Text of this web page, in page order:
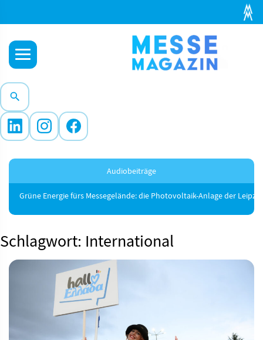
Audiobeiträge
Grüne Energie fürs Messegelände: die Photovoltaik-Anlage der
Schlagwort: International